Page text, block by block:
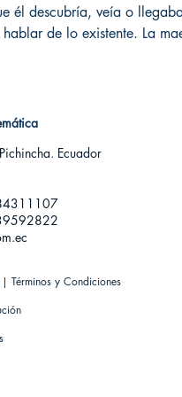
él descubría, veía o
de lo existente. La
Ecuador
Términos y Condiciones